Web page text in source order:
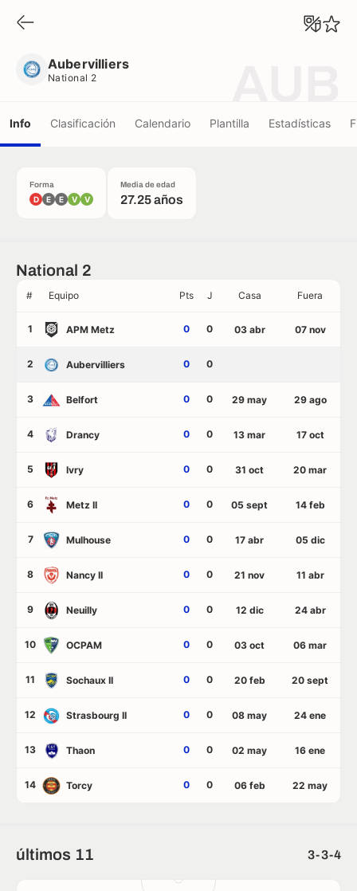
Aubervilliers
National 2
Info Clasificación Calendario Plantilla Estadísticas
Forma
D E E V V
Media de edad
27.25 años
National 2
# Equipo Pts J Casa Fuera
1 APM Metz 0 0 03 abr 07 nov
2 Aubervilliers 0 0
3 Belfort 0 0 29 may 29 ago
4 Drancy 0 0 13 mar 17 oct
5 Ivry 0 0 31 oct 20 mar
6 Metz II 0 0 05 sept 14 feb
7 Mulhouse 0 0 17 abr 05 dic
8 Nancy II 0 0 21 nov 11 abr
9 Neuilly 0 0 12 dic 24 abr
10 OCPAM 0 0 03 oct 06 mar
11 Sochaux II 0 0 20 feb 20 sept
12 Strasbourg II 0 0 08 may 24 ene
13 Thaon 0 0 02 may 16 ene
14 Torcy 0 0 06 feb 22 may
últimos 11 3-3-4